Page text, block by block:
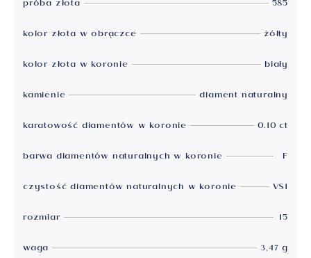
próba złota
585
kolor złota w obrączce
żółty
kolor złota w koronie
biały
kamienie
diament naturalny
karatowość diamentów w koronie
0.10 ct
barwa diamentów naturalnych w koronie
F
czystość diamentów naturalnych w koronie
VS1
rozmiar
15
waga
3,47 g